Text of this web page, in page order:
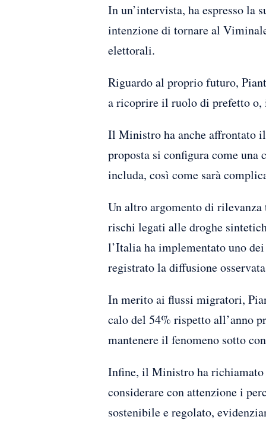
In un’intervista, ha espresso la
intenzione di tornare al
elettorali.
Riguardo al proprio futuro,
a ricoprire il ruolo di prefetto o,
Il Ministro ha anche affrontato
proposta si configura come una
includa, così come sarà
Un altro argomento di
rischi legati alle droghe
l’Italia ha implementato uno
registrato la diffusione
In merito ai flussi migratori,
calo del 54% rispetto all’anno
mantenere il fenomeno sotto
Infine, il Ministro ha richiamato
considerare con attenzione i
sostenibile e regolato,